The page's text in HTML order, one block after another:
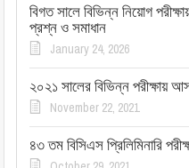
বিগত সালে বিভিন্ন নিয়োগ
প্রশ্ন ও সমাধান
January 24, 2026
২০২১ সালের বিভিন্ন পরীক্ষায়
November 22, 2021
৪৩ তম বিসিএস প্রিলিমিনারি